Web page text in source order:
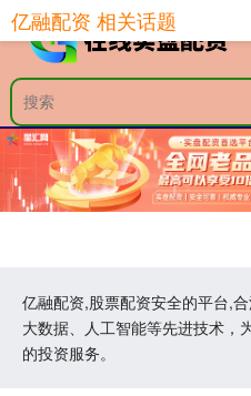
亿融配资,股票配资安全的平台,
大数据、人工智能等先进技术，
的投资服务。
亿融配资 相关话题